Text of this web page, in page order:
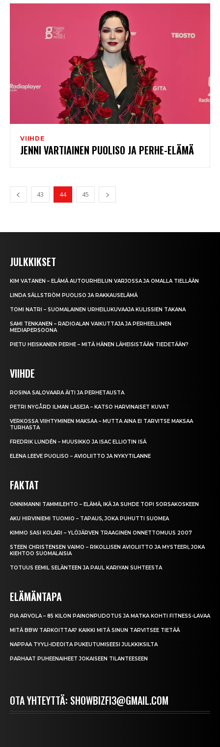
VIIHDE
JENNI VARTIAINEN PUOLISO JA PERHE-ELÄMÄ
43 44 45
JULKKIKSET
KIM VATANEN – ELÄMÄ AUTOURHEILUN VARJOSSA JA OMALLA TIELLÄÄN
LINDA SÄLLSTRÖM PUOLISO JA RAKKAUSELÄMÄ
TOMI NATRI – SUOMALAINEN URHEILUKUVAAJA KULISSIEN TAKANA
SAMI TENKANEN – RADIOALAN VAIKUTTAJA JA PERHEELLINEN
MEDIAPERSOONA
PIETU HEISKANEN PERHE – MITÄ HÄNEN LÄHEISISTÄÄN TIEDETÄÄN?
VIIHDE
ROSINA SALOVAARA ÄITI JA PERHETAUSTA
PETRI NYGÅRD ILMAN LASEJA – KATSO HARVINAISET KUVAT
VERKOSSA VIIHTYMINEN MAKSAA – MUTTA AINA EI TARVITSE MAKSAA
TURHASTA
FREDRIK LUNDÉN – MUUSIKKO JA ISAC ELLIOTIN ISÄ
ELENA LEEVE PUOLISO – AVIOLIITTO JA NYKYTILANNE
FAKTAT
ONNIMANNI TAMMILEHTO – ELÄMÄ, IKÄ JA SUHDE TOPI SORSAKOSKEEN
AKU HIRVINIEMI TUOMIO – TAPAUS, JOKA PUHUTTI SUOMEA
KIMMO SASI KOLARI – YLÖJÄRVEN TRAAGINEN ONNETTOMUUS 2007
STEEN CHRISTENSEN VAIMO – RIKOLLISEN AVIOLIITTO JA MYSTEERI, JOKA
KIEHTOO SUOMALAISIA
TOTUUS EEMIL SELÄNTEEN JA PAUL KARIYAN SUHTEESTA
ELÄMÄNTAPA
PIA ARVOLA – 85 KILON PAINONPUDOTUS JA MATKA KOHTI FITNESS-LAVAA
MITÄ BBW TARKOITTAA? KAIKKI MITÄ SINUN TARVITSEE TIETÄÄ
NAPPAA TYYLI-IDEOITA PUKEUTUMISEESI JULKKIKSILTA
PARHAAT PUHEENAIHEET JOKAISEEN TILANTEESEEN
OTA YHTEYTTÄ: SHOWBIZFI3@GMAIL.COM